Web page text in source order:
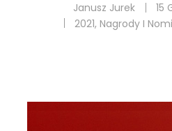
Janusz Jurek
15
2021, Nagrody I